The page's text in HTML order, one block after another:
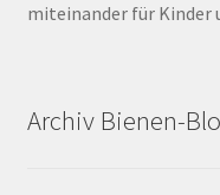
miteinander für Kinder
Archiv Bienen-